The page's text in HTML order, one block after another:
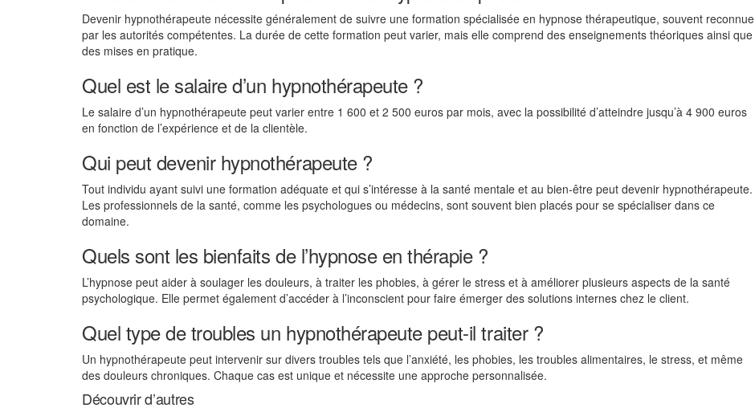
Devenir hypnothérapeute nécessite généralement de suivre une formation spécialisée en hypnose thérapeutique, souvent reconnue
par les autorités compétentes. La durée de cette formation peut varier, mais elle comprend des enseignements théoriques ainsi que
des mises en pratique.
Quel est le salaire d’un hypnothérapeute ?
Le salaire d’un hypnothérapeute peut varier entre 1 600 et 2 500 euros par mois, avec la possibilité d’atteindre jusqu’à 4 900 euros
en fonction de l’expérience et de la clientèle.
Qui peut devenir hypnothérapeute ?
Tout individu ayant suivi une formation adéquate et qui s’intéresse à la santé mentale et au bien-être peut devenir hypnothérapeute.
Les professionnels de la santé, comme les psychologues ou médecins, sont souvent bien placés pour se spécialiser dans ce
domaine.
Quels sont les bienfaits de l’hypnose en thérapie ?
L’hypnose peut aider à soulager les douleurs, à traiter les phobies, à gérer le stress et à améliorer plusieurs aspects de la santé
psychologique. Elle permet également d’accéder à l’inconscient pour faire émerger des solutions internes chez le client.
Quel type de troubles un hypnothérapeute peut-il traiter ?
Un hypnothérapeute peut intervenir sur divers troubles tels que l’anxiété, les phobies, les troubles alimentaires, le stress, et même
des douleurs chroniques. Chaque cas est unique et nécessite une approche personnalisée.
Découvrir d’autres